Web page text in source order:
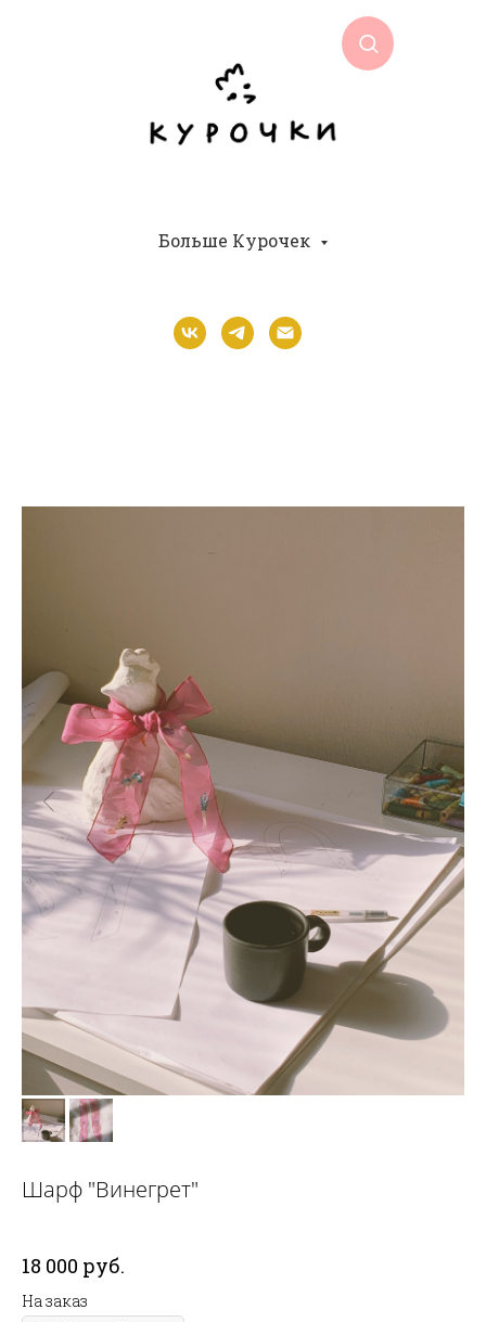
Больше Курочек
Шарф "Винегрет"
18 000 руб.
На заказ